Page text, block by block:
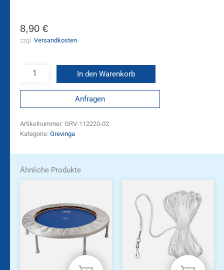
8,90 €
zzgl. Versandkosten
In den Warenkorb
Anfragen
Artikelnummer: GRV-112220-02
Kategorie: Grevinga
Ähnliche Produkte